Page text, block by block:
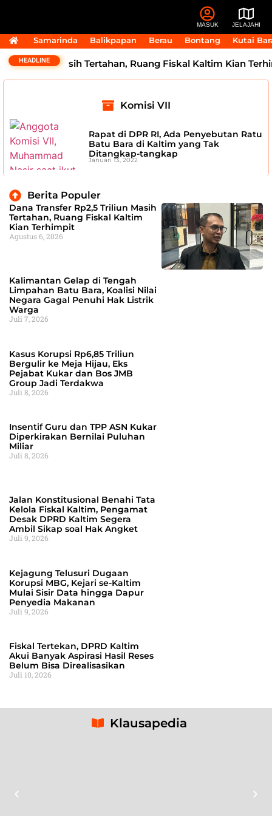
MASUK JELAJAHI
Samarinda Balikpapan Berau Bontang Kutai
HEADLINE
Triliun Masih Tertahan, Ruang Fiskal Kaltim Kian
Komisi VII
Rapat di DPR RI, Ada Penyebutan Ratu
Batu Bara di Kaltim yang Tak
Ditangkap-tangkap
Januari 13, 2022
Berita Populer
Dana Transfer Rp2,5 Triliun Masih
Tertahan, Ruang Fiskal Kaltim
Kian Terhimpit
Agustus 6, 2026
Kalimantan Gelap di Tengah
Limpahan Batu Bara, Koalisi Nilai
Negara Gagal Penuhi Hak Listrik
Warga
Juli 7, 2026
Kasus Korupsi Rp6,85 Triliun
Bergulir ke Meja Hijau, Eks
Pejabat Kukar dan Bos JMB
Group Jadi Terdakwa
Juli 8, 2026
Insentif Guru dan TPP ASN Kukar
Diperkirakan Bernilai Puluhan
Miliar
Juli 8, 2026
Jalan Konstitusional Benahi Tata
Kelola Fiskal Kaltim, Pengamat
Desak DPRD Kaltim Segera
Ambil Sikap soal Hak Angket
Juli 9, 2026
Kejagung Telusuri Dugaan
Korupsi MBG, Kejari se-Kaltim
Mulai Sisir Data hingga Dapur
Penyedia Makanan
Juli 9, 2026
Fiskal Tertekan, DPRD Kaltim
Akui Banyak Aspirasi Hasil Reses
Belum Bisa Direalisasikan
Juli 10, 2026
Klausapedia